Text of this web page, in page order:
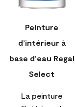
Peinture
d’intérieur à
base d'eau Regal
Select
La peinture